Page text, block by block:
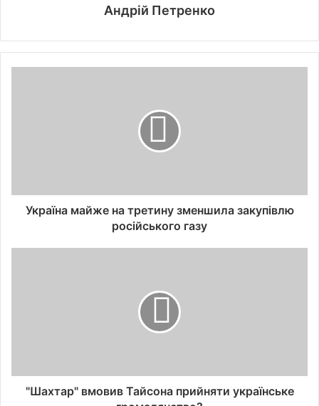
Андрій Петренко
Україна майже на третину зменшила закупівлю
російського газу
"Шахтар" вмовив Тайсона прийняти українське